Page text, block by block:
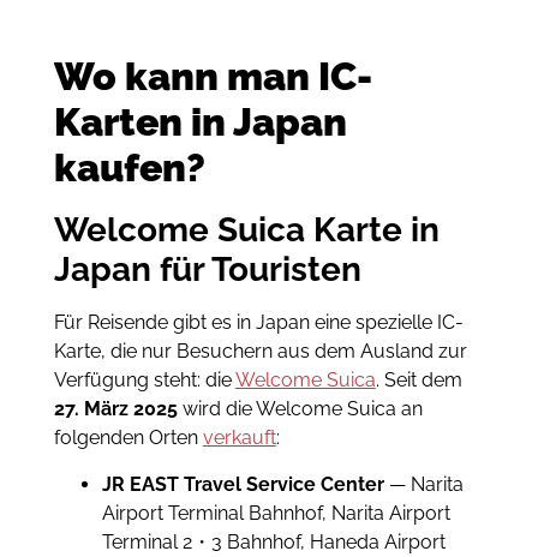
Wo kann man IC-
Karten in Japan
kaufen?
Welcome Suica Karte in
Japan für Touristen
Für Reisende gibt es in Japan eine spezielle IC-
Karte, die nur Besuchern aus dem Ausland zur
Verfügung steht: dieWelcome Suica. Seit dem
27. März 2025wird die Welcome Suica an
folgenden Orten verkauft:
JR EAST Travel Service Center— Narita
Airport Terminal Bahnhof, Narita Airport
Terminal 2・3 Bahnhof, Haneda Airport